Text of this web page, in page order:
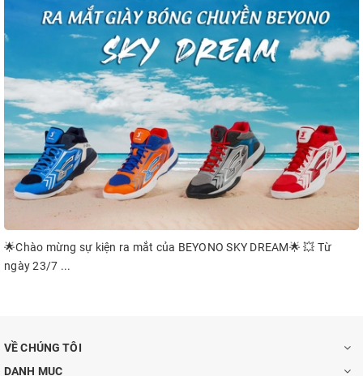
🌟Chào mừng sự kiện ra mắt của BEYONO SKY DREAM🌟 💥 Từ
ngày 23/7 ...
VỀ CHÚNG TÔI
DANH MỤC